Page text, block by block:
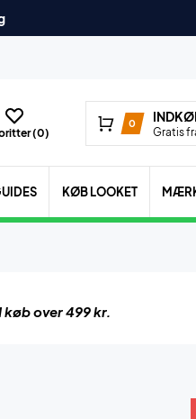
(0)
0
Gratis
KØB LOOKET
køb over 499 kr.